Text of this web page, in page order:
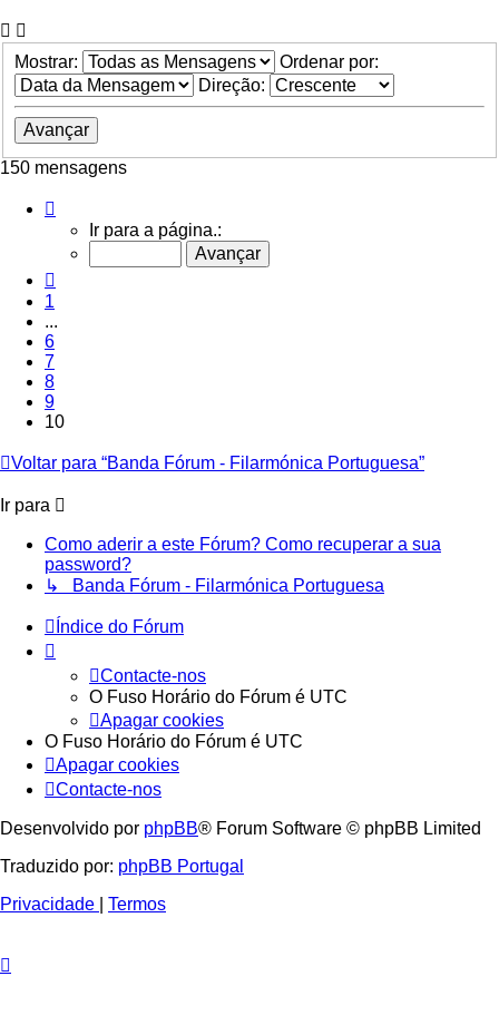
Mostrar:
Ordenar por:
Direção:
150 mensagens
10
10
Ir para a página.:
1
...
6
7
8
9
10
Voltar para “Banda Fórum - Filarmónica Portuguesa”
Ir para
Como aderir a este Fórum? Como recuperar a sua
password?
↳ Banda Fórum - Filarmónica Portuguesa
Índice do Fórum
Contacte-nos
O Fuso Horário do Fórum é UTC
Apagar cookies
O Fuso Horário do Fórum é UTC
Apagar cookies
Contacte-nos
Desenvolvido por phpBB® Forum Software © phpBB Limited
Traduzido por: phpBB Portugal
Privacidade
Termos